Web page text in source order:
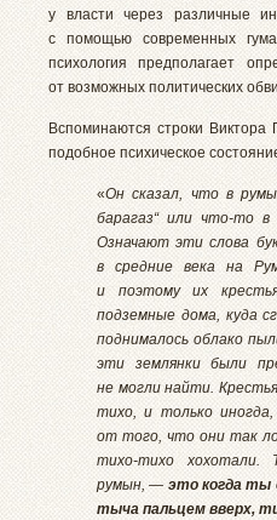
у власти через различные
с помощью современных
психология предполагает
от возможных политических
Вспоминаются строки
подобное психическое
«Он сказал, что в
барагаз“ или что-то
Означают эти слова
в средние века на
и поэтому их
подземные дома, куда
поднималось облако
эти землянки были
не могли найти.
тихо, и только
от того, что они так
тихо-тихо хохотали.
румын, — это когда ты
тыча пальцем вверх,